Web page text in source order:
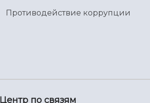
Противодействие коррупции
Центр по связям